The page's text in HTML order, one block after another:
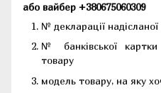
або вайбер +380675060309
№ декларації
№ банківської
товару
модель товару, на яку